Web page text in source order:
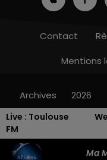
Live : Toulouse
FM
Ma
Contact
Mentions
Archives 2026